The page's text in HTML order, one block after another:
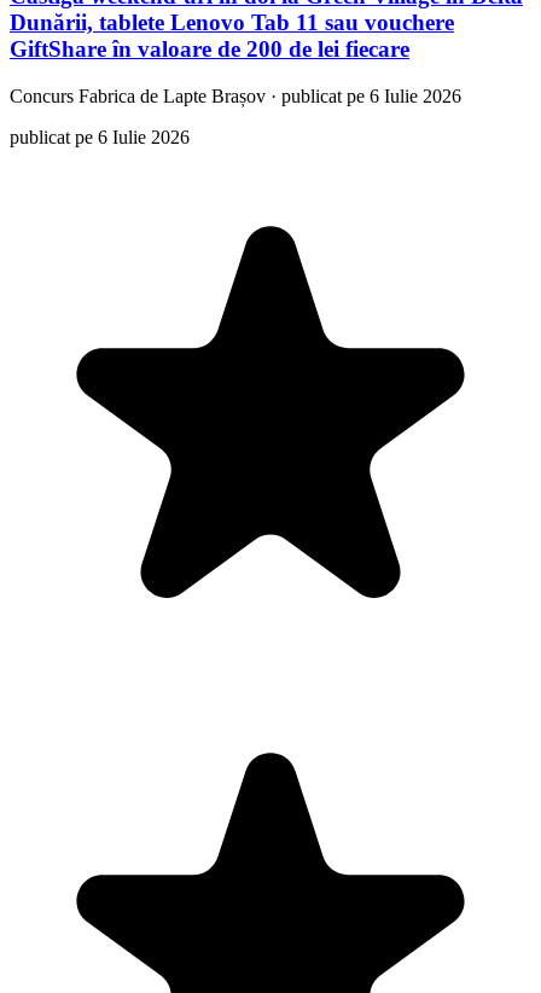
Dunării, tablete Lenovo Tab 11 sau vouchere
GiftShare în valoare de 200 de lei fiecare
Concurs Fabrica de Lapte Brașov · publicat pe 6 Iulie 2026
publicat pe 6 Iulie 2026